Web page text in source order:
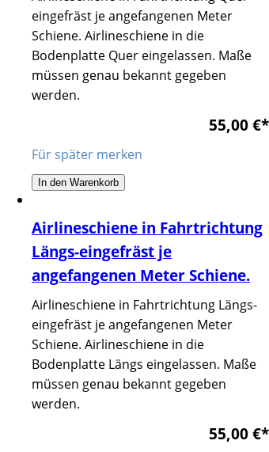
eingefräst je angefangenen Meter
Schiene. Airlineschiene in die
Bodenplatte Quer eingelassen. Maße
müssen genau bekannt gegeben
werden.
55,00 €*
Für später merken
In den Warenkorb
Airlineschiene in Fahrtrichtung
Längs-eingefräst je
angefangenen Meter Schiene.
Airlineschiene in Fahrtrichtung Längs-
eingefräst je angefangenen Meter
Schiene. Airlineschiene in die
Bodenplatte Längs eingelassen. Maße
müssen genau bekannt gegeben
werden.
55,00 €*